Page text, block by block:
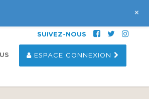
SUIVEZ-NOUS
ESPACE CONNEXION
+